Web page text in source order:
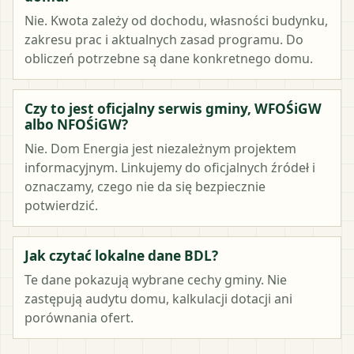
Nie. Kwota zależy od dochodu, własności budynku,
zakresu prac i aktualnych zasad programu. Do
obliczeń potrzebne są dane konkretnego domu.
Czy to jest oficjalny serwis gminy, WFOŚiGW
albo NFOŚiGW?
Nie. Dom Energia jest niezależnym projektem
informacyjnym. Linkujemy do oficjalnych źródeł i
oznaczamy, czego nie da się bezpiecznie
potwierdzić.
Jak czytać lokalne dane BDL?
Te dane pokazują wybrane cechy gminy. Nie
zastępują audytu domu, kalkulacji dotacji ani
porównania ofert.